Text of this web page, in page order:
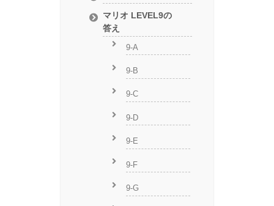
マリオ LEVEL9の
答え
9-A
9-B
9-C
9-D
9-E
9-F
9-G